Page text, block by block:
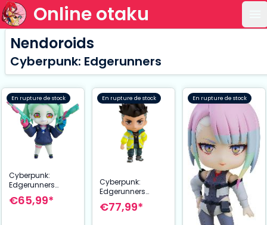
Online otaku
Nendoroids
Cyberpunk: Edgerunners
En rupture de stock
Cyberpunk:
Edgerunners
figurine Nendoroid
Rebecca 10 cm
€65,99*
En rupture de stock
Cyberpunk:
Edgerunners
figurine Nendoroid
David 10 cm
€77,99*
En rupture de stock